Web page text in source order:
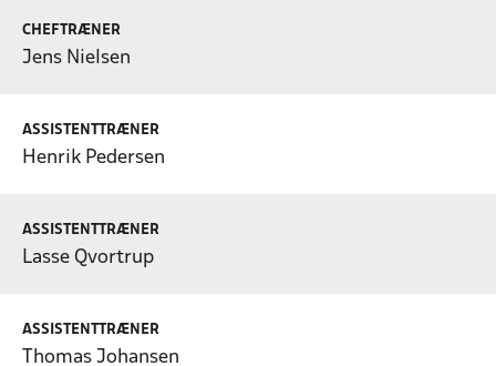
CHEFTRÆNER
Jens Nielsen
ASSISTENTTRÆNER
Henrik Pedersen
ASSISTENTTRÆNER
Lasse Qvortrup
ASSISTENTTRÆNER
Thomas Johansen